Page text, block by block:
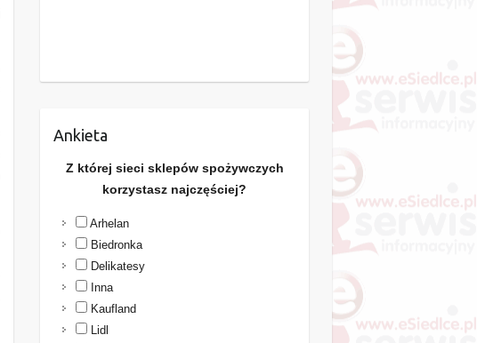
Ankieta
Z której sieci sklepów spożywczych
korzystasz najczęściej?
Arhelan
Biedronka
Delikatesy
Inna
Kaufland
Lidl